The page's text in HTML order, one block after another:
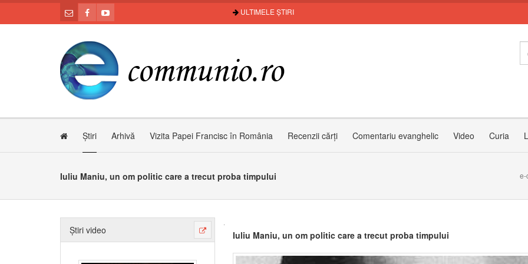
ULTIMELE ȘTIRI
Știri Arhivă Vizita Papei Francisc în România Recenzii cărți Comentariu evanghelic Video Curia
Iuliu Maniu, un om politic care a trecut proba timpului e-
Știri video Iuliu Maniu, un om politic care a trecut proba timpului